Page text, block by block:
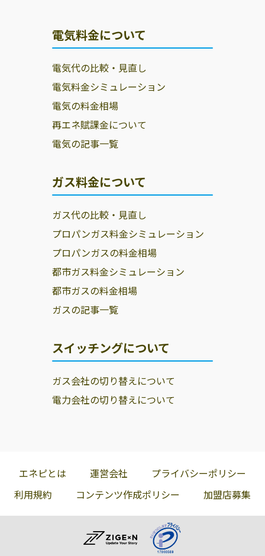
電気料金について
電気代の比較・見直し
電気料金シミュレーション
電気の料金相場
再エネ賦課金について
電気の記事一覧
ガス料金について
ガス代の比較・見直し
プロパンガス料金シミュレーション
プロパンガスの料金相場
都市ガス料金シミュレーション
都市ガスの料金相場
ガスの記事一覧
スイッチングについて
ガス会社の切り替えについて
電力会社の切り替えについて
エネピとは 運営会社
プライバシーポリシー
利用規約
コンテンツ作成ポリシー 加盟店募集